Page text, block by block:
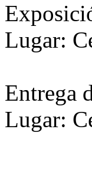
Lugar:
Entrega
Lugar: